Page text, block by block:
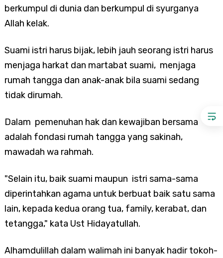
berkumpul di dunia dan berkumpul di syurganya
Allah kelak.
Suami istri harus bijak, lebih jauh seorang istri harus
menjaga harkat dan martabat suami, menjaga
rumah tangga dan anak-anak bila suami sedang
tidak dirumah.
Dalam pemenuhan hak dan kewajiban bersama
adalah fondasi rumah tangga yang sakinah,
mawadah wa rahmah.
"Selain itu, baik suami maupun istri sama-sama
diperintahkan agama untuk berbuat baik satu sama
lain, kepada kedua orang tua, family, kerabat, dan
tetangga," kata Ust Hidayatullah.
Alhamdulillah dalam walimah ini banyak hadir tokoh-